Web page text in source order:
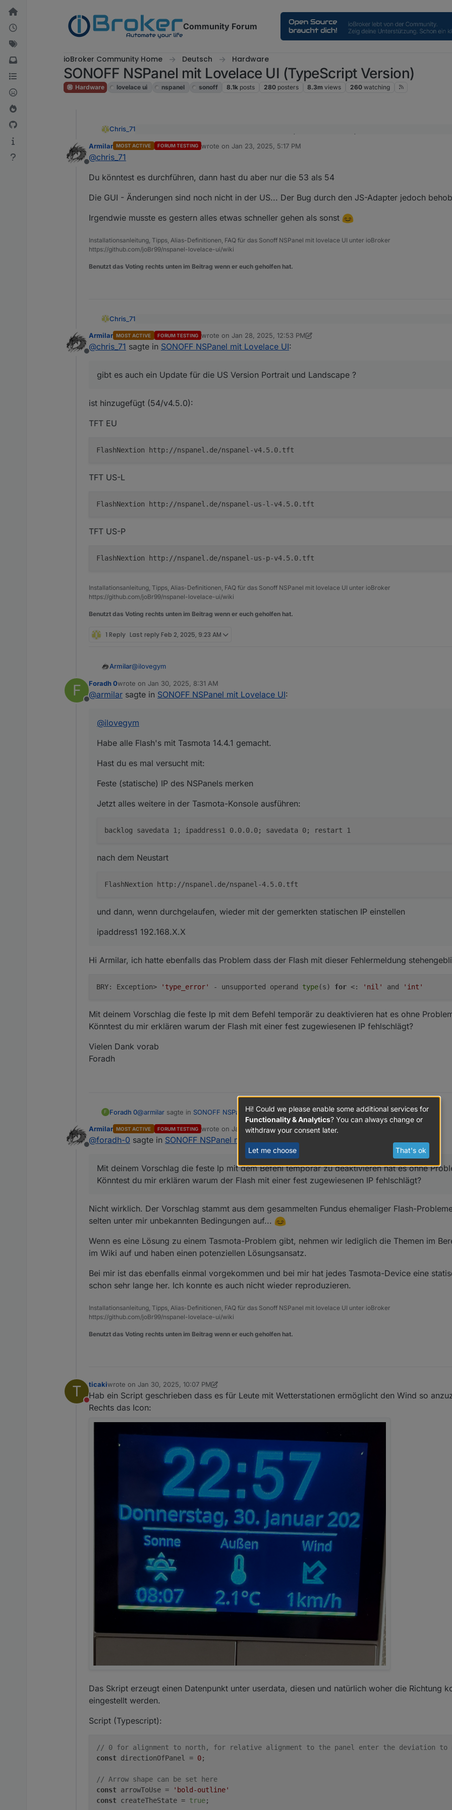
Skip to content
Community Forum
ioBroker Community Home Deutsch Hardware
SONOFF NSPanel mit Lovelace UI (TypeScript Version)
Hardware lovelace ui nspanel sonoff 8.1k posts 280 posters 8.3m views 260 watching
Chris_71
Die Firmware sollte in der Tasmota-Konsole mit (Achtung neue URL)
aktualisiert werden.
Offline
Armilar MOST ACTIVE FORUM TESTING wrote onJan 23, 2025, 5:17 PM
last edited by
@chris_71
Du könntest es durchführen, dann hast du aber nur die 53 als 54
Die GUI - Änderungen sind noch nicht in der US... Der Bug durch den JS-Adapter jedoch
Irgendwie musste es gestern alles etwas schneller gehen als sonst
Installationsanleitung, Tipps, Alias-Definitionen, FAQ für das Sonoff NSPanel mit lovelace UI unter ioBroker
https://github.com/joBr99/nspanel-lovelace-ui/wiki
Benutzt das Voting rechts unten im Beitrag wenn er euch geholfen hat.
Chris_71
Hi,
gibt es auch ein Update für die US Version Portrait und Landscape ?
Offline
Armilar MOST ACTIVE FORUM TESTING wrote onJan 28, 2025, 12:53 PM
last edited by ArmilarJan 28, 2025, 1:56 PM
@chris_71 sagte in SONOFF NSPanel mit Lovelace UI:
gibt es auch ein Update für die US Version Portrait und Landscape ?
ist hinzugefügt (54/v4.5.0):
TFT EU
FlashNextion http://nspanel.de/nspanel-v4.5.0.tft
TFT US-L
FlashNextion http://nspanel.de/nspanel-us-l-v4.5.0.tft
TFT US-P
FlashNextion http://nspanel.de/nspanel-us-p-v4.5.0.tft
Installationsanleitung, Tipps, Alias-Definitionen, FAQ für das Sonoff NSPanel mit lovelace UI unter ioBroker
https://github.com/joBr99/nspanel-lovelace-ui/wiki
Benutzt das Voting rechts unten im Beitrag wenn er euch geholfen hat.
1 Reply Last reply Feb 2, 2025, 9:23 AM
Armilar@ilovegym
Habe alle Flash's mit Tasmota 14.4.1 gemacht.
Feste (statische) IP des NSPanels merken
Jetzt alles weitere in der Tasmota-Konsole ausführen:
nach dem Neustart
F
Offline
Foradh 0wrote on Jan 30, 2025, 8:31 AM
last edited by
@armilar sagte in SONOFF NSPanel mit Lovelace UI:
@ilovegym
Habe alle Flash's mit Tasmota 14.4.1 gemacht.
Hast du es mal versucht mit:
Feste (statische) IP des NSPanels merken
Jetzt alles weitere in der Tasmota-Konsole ausführen:
nach dem Neustart
FlashNextion http://nspanel.de/nspanel-4.5.0.tft
und dann, wenn durchgelaufen, wieder mit der gemerkten statischen IP einstellen
ipaddress1 192.168.X.X
Hi Armilar, ich hatte ebenfalls das Problem dass der Flash mit dieser Fehlermeldung
BRY: Exception> 'type_error' - unsupported operand type(s) for <: 'nil' and 'int'
Mit deinem Vorschlag die feste Ip mit dem Befehl temporär zu deaktivieren hat es ohne
Könntest du mir erklären warum der Flash mit einer fest zugewiesenen IP fehlschlägt?
Vielen Dank vorab
Foradh
F Foradh 0@armilar sagte in SONOFF NSPanel mit Lovelace UI:
@ilovegym
Habe alle Flash's mit Tasmota 14.4.1 gemacht.
Hast du es mal versucht mit:
Jetzt alles weitere in der Tasmota-Konsole ausführen:
nach dem Neustart
und dann, wenn durchgelaufen, wieder mit der gemerkten statischen IP einstellen
Hi Armilar, ich hatte ebenfalls das Problem dass der Flash mit dieser Fehlermeldung stehengeblieben
Könntest du mir erklären warum der Flash mit einer fest zugewiesenen IP fehlschlägt?
Vielen Dank vorab
Foradh
Offline
Armilar MOST ACTIVE FORUM TESTING wrote onJan 30, 2025, 9:22 AM
last edited by ArmilarJan 30, 2025, 10:23 AM
@foradh-0 sagte in SONOFF NSPanel mit Lovelace UI:
Mit deinem Vorschlag die feste Ip mit dem Befehl temporär zu deaktivieren hat es ohne
Könntest du mir erklären warum der Flash mit einer fest zugewiesenen IP fehlschlägt?
Nicht wirklich. Der Vorschlag stammt aus dem gesammelten Fundus ehemaliger Flash-
selten unter mir unbekannten Bedingungen auf...
Wenn es eine Lösung zu einem Tasmota-Problem gibt, nehmen wir lediglich die Themen im
im Wiki auf und haben einen potenziellen Lösungsansatz.
Bei mir ist das ebenfalls einmal vorgekommen und bei mir hat jedes Tasmota-Device eine
schon sehr lange her. Ich konnte es auch nicht wieder reproduzieren.
Installationsanleitung, Tipps, Alias-Definitionen, FAQ für das Sonoff NSPanel mit lovelace UI unter ioBroker
https://github.com/joBr99/nspanel-lovelace-ui/wiki
Benutzt das Voting rechts unten im Beitrag wenn er euch geholfen hat.
T
Do not disturb
ticakiwrote on Jan 30, 2025, 10:07 PM
last edited by ticakiJan 31, 2025, 8:25 AM
Hab ein Script geschrieben dass es für Leute mit Wetterstationen ermöglicht den Wind so
Rechts das Icon:
Das Skript erzeugt einen Datenpunkt unter userdata, diesen und natürlich woher die Richtung
eingestellt werden.
Script (Typescript):
// 0 for alignment to north, for relative alignment to the panel enter the deviation to
const directionOfPanel = 0;
// Arrow shape can be set here
const arrowToUse =
'bold-outline'
const createTheState = true;
Hi! Could we please enable some additional services for
Functionality & Analytics? You can always change or
withdraw your consent later.
Let me choose That's ok